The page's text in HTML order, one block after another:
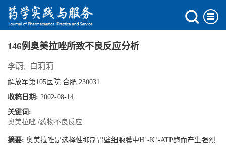
146例奥美拉唑所致不良反应分析
李蔚, 白莉莉
解放军第105医院 合肥 230031
收稿日期: 2002-08-14
关键词:
奥美拉唑 /药物不良反应
摘要: 奥美拉唑是选择性抑制胃壁细胞膜中H+-K+-ATP酶而产生强烈